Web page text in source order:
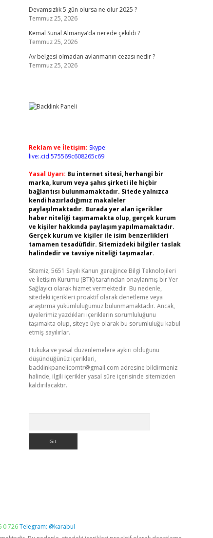
Devamsızlık 5 gün olursa ne olur 2025 ?
Temmuz 25, 2026
Kemal Sunal Almanya’da nerede çekildi ?
Temmuz 25, 2026
Av belgesi olmadan avlanmanın cezası nedir ?
Temmuz 25, 2026
Reklam ve İletişim: Skype:
live:.cid.575569c608265c69
Yasal Uyarı: Bu internet sitesi, herhangi bir
marka, kurum veya şahıs şirketi ile hiçbir
bağlantısı bulunmamaktadır. Sitede yalnızca
kendi hazırladığımız makaleler
paylaşılmaktadır. Burada yer alan içerikler
haber niteliği taşımamakta olup, gerçek kurum
ve kişiler hakkında paylaşım yapılmamaktadır.
Gerçek kurum ve kişiler ile isim benzerlikleri
tamamen tesadüfidir. Sitemizdeki bilgiler taslak
halindedir ve tavsiye niteliği taşımazlar.
Sitemiz, 5651 Sayılı Kanun gereğince Bilgi Teknolojileri
ve İletişim Kurumu (BTK) tarafından onaylanmış bir Yer
Sağlayıcı olarak hizmet vermektedir. Bu nedenle,
sitedeki içerikleri proaktif olarak denetleme veya
araştırma yükümlülüğümüz bulunmamaktadır. Ancak,
üyelerimiz yazdıkları içeriklerin sorumluluğunu
taşımakta olup, siteye üye olarak bu sorumluluğu kabul
etmiş sayılırlar.
Hukuka ve yasal düzenlemelere aykırı olduğunu
düşündüğünüz içerikleri,
backlinkpanelicomtr@gmail.com adresine bildirmeniz
halinde, ilgili içerikler yasal süre içerisinde sitemizden
kaldırılacaktır.
0 726Telegram: @karabul